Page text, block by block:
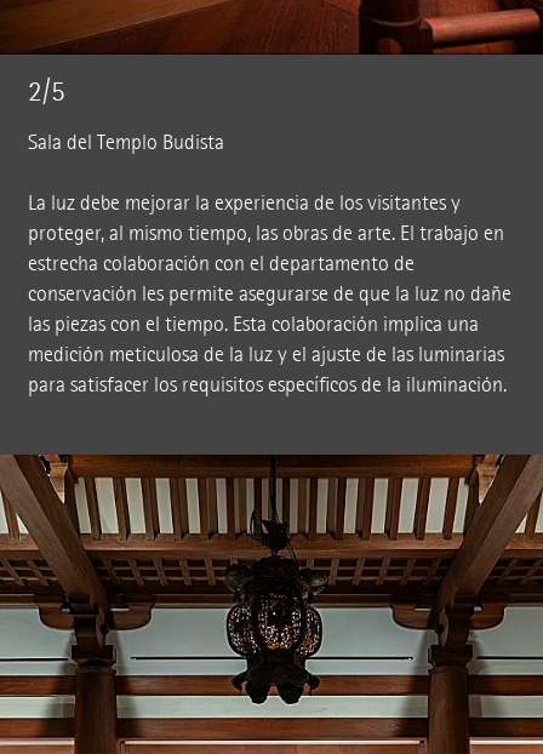
2/5
Sala del Templo Budista
La luz debe mejorar la experiencia de los visitantes y
proteger, al mismo tiempo, las obras de arte. El trabajo en
estrecha colaboración con el departamento de
conservación les permite asegurarse de que la luz no dañe
las piezas con el tiempo. Esta colaboración implica una
medición meticulosa de la luz y el ajuste de las luminarias
para satisfacer los requisitos específicos de la iluminación.